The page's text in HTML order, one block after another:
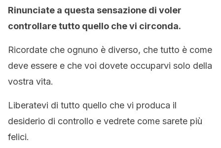
Rinunciate a questa sensazione di voler
controllare tutto quello che vi circonda.
Ricordate che ognuno è diverso, che tutto è come
deve essere e che voi dovete occuparvi solo della
vostra vita.
Liberatevi di tutto quello che vi produca il
desiderio di controllo e vedrete come sarete più
felici.